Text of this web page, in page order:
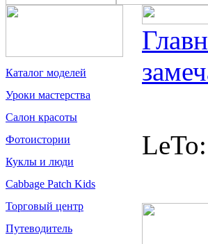
Каталог моделей
Уроки мастерства
Салон красоты
Фотоистории
Куклы и люди
Cabbage Patch Kids
Торговый центр
Путеводитель